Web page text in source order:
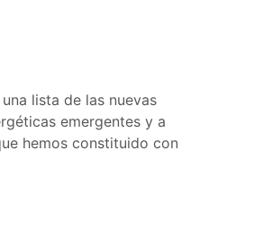
lista de las nuevas
emergentes y a
hemos constituido con